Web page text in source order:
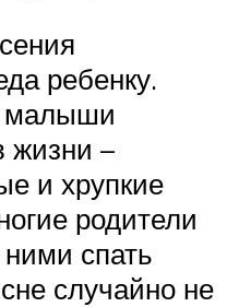
ребенку.
малыши
жизни –
и хрупкие
родители
спать
случайно не